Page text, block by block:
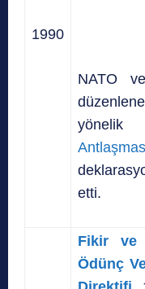
1990
NATO
etti.
Fikir ve
Ödünç